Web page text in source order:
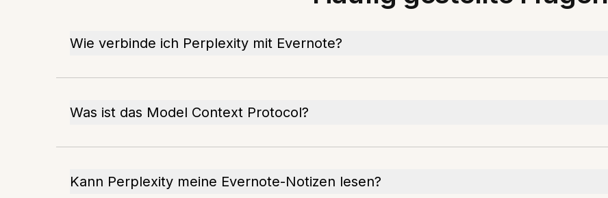
Wie verbinde ich Perplexity mit Evernote?
Was ist das Model Context Protocol?
Kann Perplexity meine Evernote-Notizen lesen?